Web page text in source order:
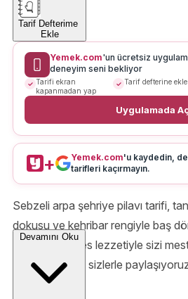
Tarif Defterime
Ekle
Yemek.com'un ücretsiz
deneyim seni bekliyor
Tarifi ekran
kapanmadan yap
Tarif defterine ekle
Uygulamada
+ Yemek.com'u kaydedin,
tarifleri kaçırmayın.
Sebzeli arpa şehriye pilavı tarifi,
dokusu ve kehribar rengiyle baş
yapılışı ve enfes lezzetiyle sizi
tarifini aşağıda sizlerle
Devamını Oku